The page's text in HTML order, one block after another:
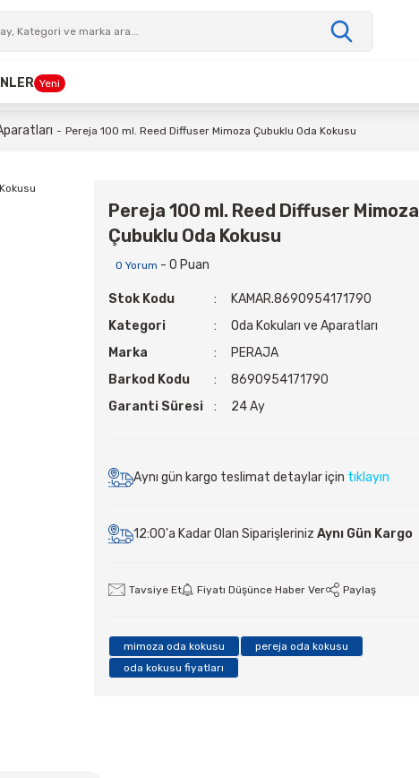
Yeni
Pereja 100 ml. Reed Diffuser Mimoza Çubuklu Oda Kokusu
Pereja 100 ml. Reed Diffuser Mimoza
Çubuklu Oda Kokusu
0 Yorum - 0 Puan
Stok Kodu
KAMAR.8690954171790
Kategori
Oda Kokuları ve Aparatları
Marka
PERAJA
Barkod Kodu
8690954171790
Garanti Süresi
24 Ay
Aynı gün kargo teslimat detaylar için tıklayın
12:00'a Kadar Olan Siparişleriniz Aynı Gün Kargo
Tavsiye Et Fiyatı Düşünce Haber Ver Paylaş
mimoza oda kokusu
pereja oda kokusu
oda kokusu fiyatları